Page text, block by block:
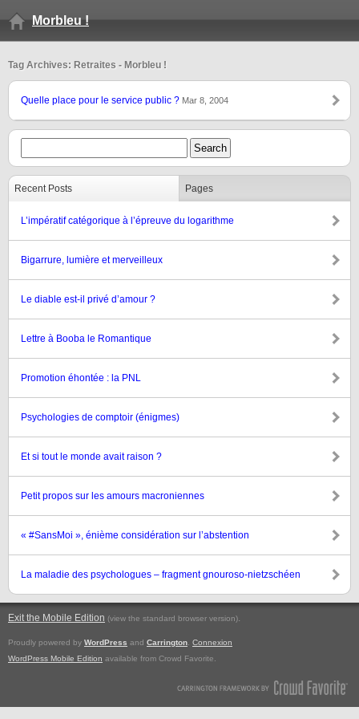
Morbleu !
Tag Archives: Retraites - Morbleu !
Quelle place pour le service public ? Mar 8, 2004
Recent Posts Pages
L’impératif catégorique à l’épreuve du logarithme
Bigarrure, lumière et merveilleux
Le diable est-il privé d’amour ?
Lettre à Booba le Romantique
Promotion éhontée : la PNL
Psychologies de comptoir (énigmes)
Et si tout le monde avait raison ?
Petit propos sur les amours macroniennes
« #SansMoi », énième considération sur l’abstention
La maladie des psychologues – fragment gnouroso-nietzschéen
Exit the Mobile Edition (view the standard browser version).
Proudly powered by WordPress and Carrington Connexion
WordPress Mobile Edition available from Crowd Favorite.